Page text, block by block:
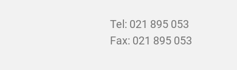
Tel: 021 895 053
Fax: 021 895 053